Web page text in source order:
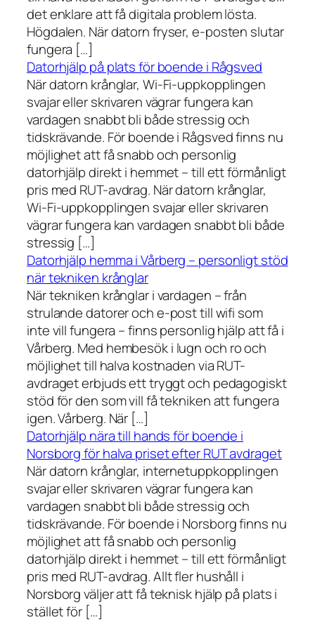
det enklare att få digitala problem lösta.
Högdalen. När datorn fryser, e-posten slutar
fungera […]
Datorhjälp på plats för boende i Rågsved
När datorn krånglar, Wi-Fi-uppkopplingen
svajar eller skrivaren vägrar fungera kan
vardagen snabbt bli både stressig och
tidskrävande. För boende i Rågsved finns nu
möjlighet att få snabb och personlig
datorhjälp direkt i hemmet – till ett förmånligt
pris med RUT-avdrag. När datorn krånglar,
Wi-Fi-uppkopplingen svajar eller skrivaren
vägrar fungera kan vardagen snabbt bli både
stressig […]
Datorhjälp hemma i Vårberg – personligt stöd
när tekniken krånglar
När tekniken krånglar i vardagen – från
strulande datorer och e-post till wifi som
inte vill fungera – finns personlig hjälp att få i
Vårberg. Med hembesök i lugn och ro och
möjlighet till halva kostnaden via RUT-
avdraget erbjuds ett tryggt och pedagogiskt
stöd för den som vill få tekniken att fungera
igen. Vårberg. När […]
Datorhjälp nära till hands för boende i
Norsborg för halva priset efter RUT avdraget
När datorn krånglar, internetuppkopplingen
svajar eller skrivaren vägrar fungera kan
vardagen snabbt bli både stressig och
tidskrävande. För boende i Norsborg finns nu
möjlighet att få snabb och personlig
datorhjälp direkt i hemmet – till ett förmånligt
pris med RUT-avdrag. Allt fler hushåll i
Norsborg väljer att få teknisk hjälp på plats i
stället för […]